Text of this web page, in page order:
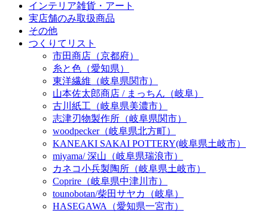
インテリア雑貨・アート
実店舗のみ取扱商品
その他
つくりてリスト
市田商店（京都府）
糸と色（愛知県）
東洋繊維（岐阜県関市）
山本佐太郎商店 / まっちん（岐阜）
古川紙工（岐阜県美濃市）
志津刃物製作所（岐阜県関市）
woodpecker（岐阜県北方町）
KANEAKI SAKAI POTTERY(岐阜県土岐市）
miyama/ 深山（岐阜県瑞浪市）
カネコ小兵製陶所（岐阜県土岐市）
Coprire（岐阜県中津川市）
tounobotan/柴田サヤカ（岐阜）
HASEGAWA（愛知県一宮市）